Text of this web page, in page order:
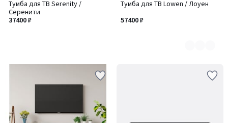
Тумба для ТВ Serenity /
Серенити
37400 ₽
Тумба для ТВ Lowen / Лоуен
57400 ₽
цветов:
2